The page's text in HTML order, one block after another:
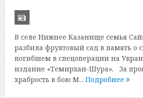
В селе Нижнее Казанище семья
разбила фруктовый сад в память о
погибшем в спецоперации на
издание «Темирхан-Шура». За
храбрость в бою М... Подробнее